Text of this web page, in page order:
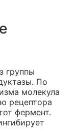
группы
По
молекула
рецептора
фермент.